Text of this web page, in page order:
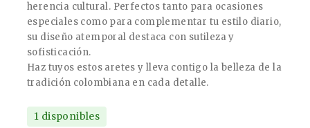
herencia cultural. Perfectos tanto para ocasiones
especiales como para complementar tu estilo diario,
su diseño atemporal destaca con sutileza y
sofisticación.
Haz tuyos estos aretes y lleva contigo la belleza de la
tradición colombiana en cada detalle.
1 disponibles